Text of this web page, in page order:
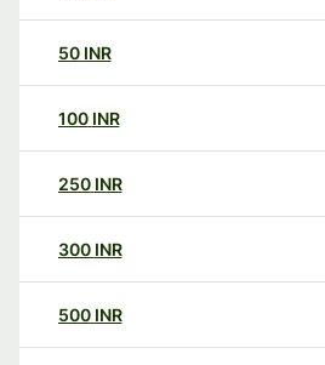
50 INR
100 INR
250 INR
300 INR
500 INR